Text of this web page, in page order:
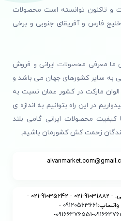
است و تاکنون توانسته است محصولات
خلیج فارس و آفریقای جنوبی و برخی
ما معرفی محصولات ایرانی و فروش
به سایر کشورهای جهان می باشد و
مارکت در کشور عمان نسبت به
در این راه بتوانیم به اندازه ی
کیفیت محصولات ایرانی گامی بلند
زحمت کش کشورمان باشیم.
تلفن : تماس - با - پشتیبانی: - 91031882-021 - 91035242-021 -
واتساپ:09120563661
-
-
09166476551
-